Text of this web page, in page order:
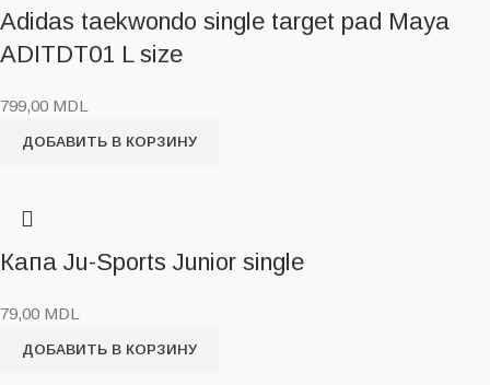
Adidas taekwondo single target pad Maya
ADITDT01 L size
799,00 MDL
ДОБАВИТЬ В КОРЗИНУ
Капа Ju-Sports Junior single
79,00 MDL
ДОБАВИТЬ В КОРЗИНУ